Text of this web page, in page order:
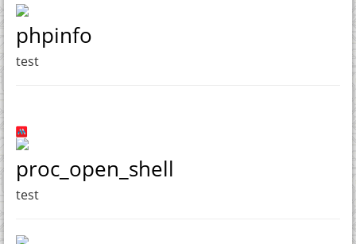
phpinfo
test
proc_open_shell
test